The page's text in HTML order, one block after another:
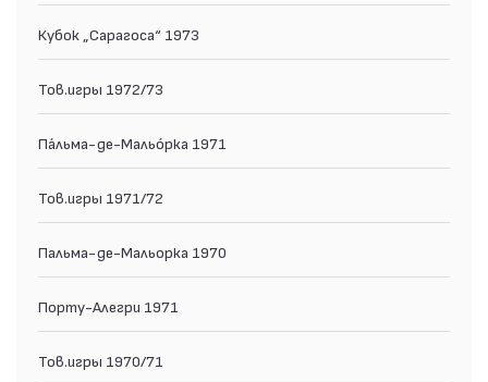
Кубок „Сарагоса“ 1973
Тов.игры 1972/73
Па́льма-де-Мальо́рка 1971
Тов.игры 1971/72
Пальма-де-Мальорка 1970
Порту-Алегри 1971
Тов.игры 1970/71